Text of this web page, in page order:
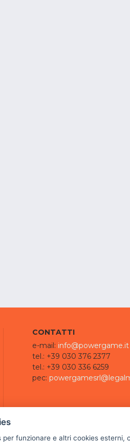
CONTATTI
e-mail: info@powergame.it
tel.: +39 030 376 2377
tel.: +39 030 336 6259
pec:
per funzionare e altri cookies esterni,